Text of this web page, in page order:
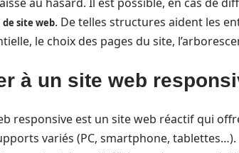
site web. De telles structures aident les
le choix des pages du site,
à un site web
responsive est un site web réactif qui
variés (PC, smartphone,